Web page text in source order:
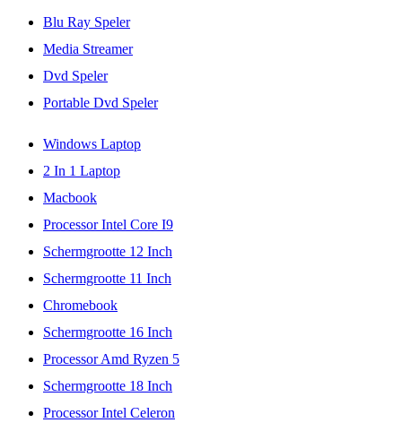
Blu Ray Speler
Media Streamer
Dvd Speler
Portable Dvd Speler
Windows Laptop
2 In 1 Laptop
Macbook
Processor Intel Core I9
Schermgrootte 12 Inch
Schermgrootte 11 Inch
Chromebook
Schermgrootte 16 Inch
Processor Amd Ryzen 5
Schermgrootte 18 Inch
Processor Intel Celeron